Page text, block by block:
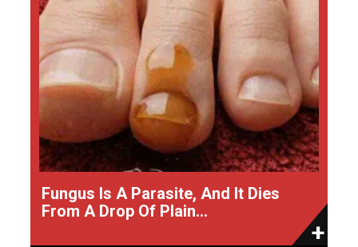
Fungus Is A Parasite, And It Dies
From A Drop Of Plain...